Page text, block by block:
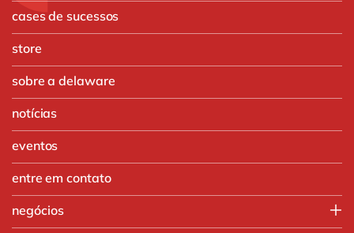
cases de sucessos
store
sobre a delaware
notícias
eventos
entre em contato
negócios